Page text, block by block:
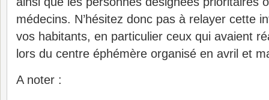
médecins. N’hésitez donc pas à relayer cette
vos habitants, en particulier ceux qui avaient
lors du centre éphémère organisé en avril et
A noter :